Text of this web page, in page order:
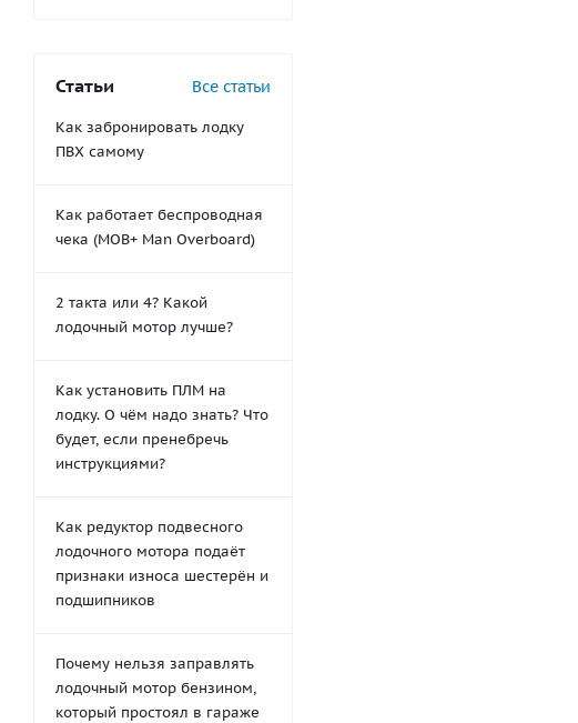
Статьи Все статьи
Как забронировать лодку
ПВХ самому
Как работает беспроводная
чека (MOB+ Man Overboard)
2 такта или 4? Какой
лодочный мотор лучше?
Как установить ПЛМ на
лодку. О чём надо знать? Что
будет, если пренебречь
инструкциями?
Как редуктор подвесного
лодочного мотора подаёт
признаки износа шестерён и
подшипников
Почему нельзя заправлять
лодочный мотор бензином,
который простоял в гараже